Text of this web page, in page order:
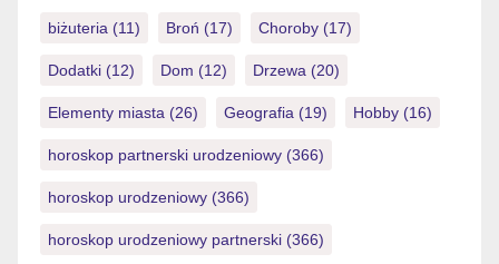
biżuteria (11) Broń (17) Choroby (17)
Dodatki (12) Dom (12) Drzewa (20)
Elementy miasta (26) Geografia (19) Hobby (16)
horoskop partnerski urodzeniowy (366)
horoskop urodzeniowy (366)
horoskop urodzeniowy partnerski (366)